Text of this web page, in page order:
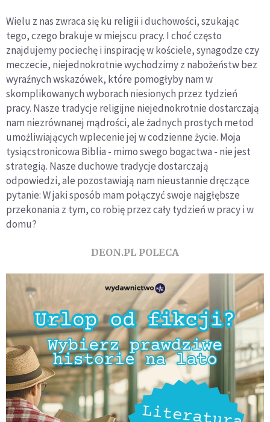
Wielu z nas zwraca się ku religii i duchowości, szukając
tego, czego brakuje w miejscu pracy. I choć często
znajdujemy pociechę i inspirację w kościele, synagodze czy
meczecie, niejednokrotnie wychodzimy z nabożeństw bez
wyraźnych wskazówek, które pomogłyby nam w
skomplikowanych wyborach niesionych przez tydzień
pracy. Nasze tradycje religijne niejednokrotnie dostarczają
nam niezrównanej mądrości, ale żadnych prostych metod
umożliwiających wplecenie jej w codzienne życie. Moja
tysiącstronicowa Biblia - mimo swego bogactwa - nie jest
strategią. Nasze duchowe tradycje dostarczają
odpowiedzi, ale pozostawiają nam nieustannie dręczące
pytanie: W jaki sposób mam połączyć swoje najgłębsze
przekonania z tym, co robię przez cały tydzień w pracy i w
domu?
DEON.PL POLECA